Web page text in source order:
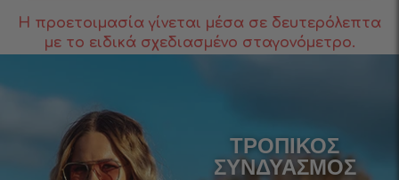
Η προετοιμασία γίνεται μέσα σε δευτερόλεπτα
με το ειδικά σχεδιασμένο σταγονόμετρο.
ΤΡΟΠΙΚΌΣ
ΣΥΝΔΥΑΣΜΌΣ